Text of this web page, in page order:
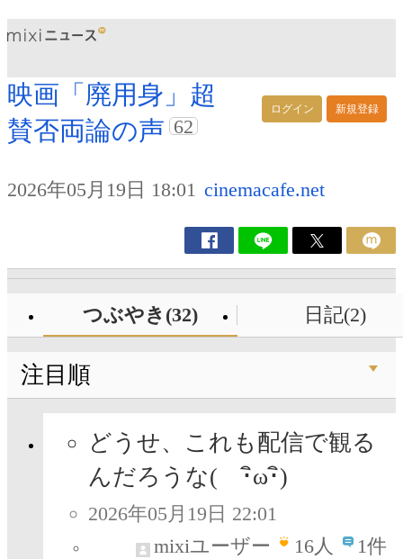
ログイン 新規登録
映画「廃用身」超
賛否両論の声 62
2026年05月19日 18:01 cinemacafe.net
つぶやき(32) 日記(2)
注目順
どうせ、これも配信で観る
んだろうな( ･ิω･ิ)
2026年05月19日 22:01
mixiユーザー
16人 1件